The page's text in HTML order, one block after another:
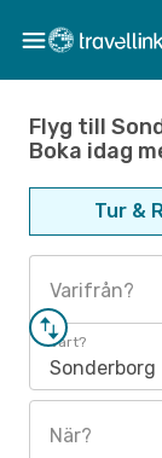
Flyg till
Boka idag
Tur &
Varifrån?
Vart?
Sonderborg
När?